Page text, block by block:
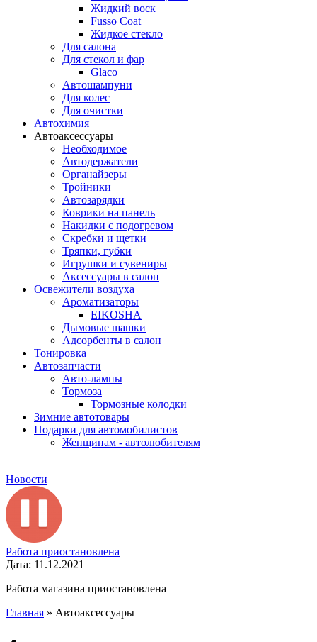
Жидкий воск
Fusso Coat
Жидкое стекло
Для салона
Для стекол и фар
Glaco
Автошампуни
Для колес
Для очистки
Автохимия
Автоаксессуары
Необходимое
Автодержатели
Органайзеры
Тройники
Автозарядки
Коврики на панель
Накидки с подогревом
Скребки и щетки
Тряпки, губки
Игрушки и сувениры
Аксессуары в салон
Освежители воздуха
Ароматизаторы
EIKOSHA
Дымовые шашки
Адсорбенты в салон
Тонировка
Автозапчасти
Авто-лампы
Тормоза
Тормозные колодки
Зимние автотовары
Подарки для автомобилистов
Женщинам - автолюбителям
Новости
Работа приостановлена
Дата: 11.12.2021
Работа магазина приостановлена
Главная » Автоаксессуары